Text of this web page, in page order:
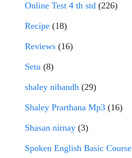
Online Test 4 th std (226)
Recipe (18)
Reviews (16)
Setu (8)
shaley nibandh (29)
Shaley Prarthana Mp3 (16)
Shasan nirnay (3)
Spoken English Basic Course